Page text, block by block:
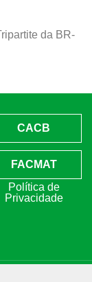
da BR-
CACB
FACMAT
Política de
Privacidade